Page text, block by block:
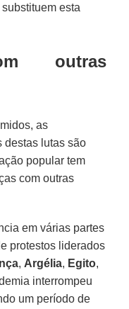
esta
outras
as
destas lutas são
popular tem
com outras
em várias partes
protestos liderados
, Argélia, Egito,
interrompeu
um período de